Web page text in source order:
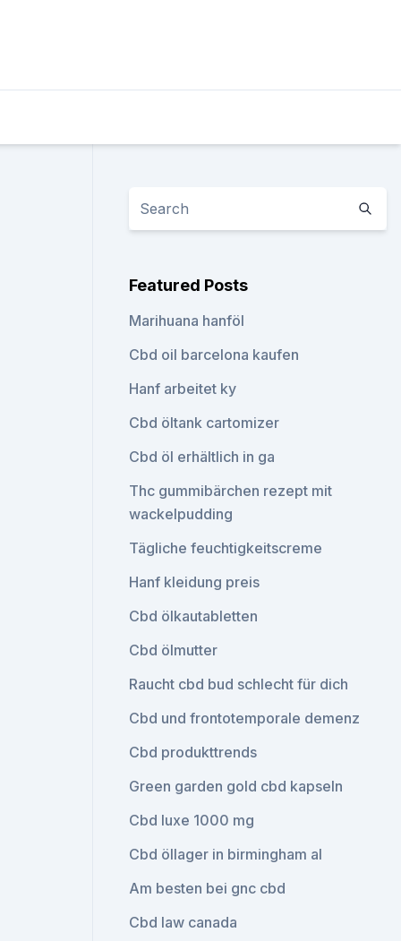
Featured Posts
Marihuana hanföl
Cbd oil barcelona kaufen
Hanf arbeitet ky
Cbd öltank cartomizer
Cbd öl erhältlich in ga
Thc gummibärchen rezept mit
wackelpudding
Tägliche feuchtigkeitscreme
Hanf kleidung preis
Cbd ölkautabletten
Cbd ölmutter
Raucht cbd bud schlecht für dich
Cbd und frontotemporale demenz
Cbd produkttrends
Green garden gold cbd kapseln
Cbd luxe 1000 mg
Cbd öllager in birmingham al
Am besten bei gnc cbd
Cbd law canada